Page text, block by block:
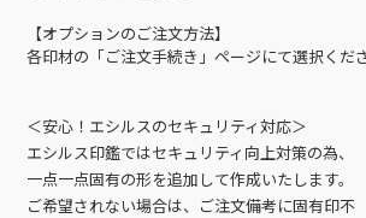
【オプションのご注文方法】
各印材の「ご注文手続き」ページにて選択くださ
＜安心！エシルスのセキュリティ対応＞
エシルス印鑑ではセキュリティ向上対策の為、
一点一点固有の形を追加して作成いたします。
ご希望されない場合は、ご注文備考に固有印不